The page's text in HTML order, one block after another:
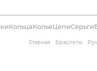
КольцаКольеЦепиСерьги
Главная Браслеты